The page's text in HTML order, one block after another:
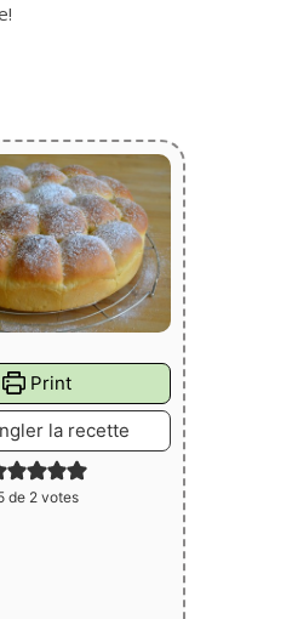
Print
la recette
de 2votes